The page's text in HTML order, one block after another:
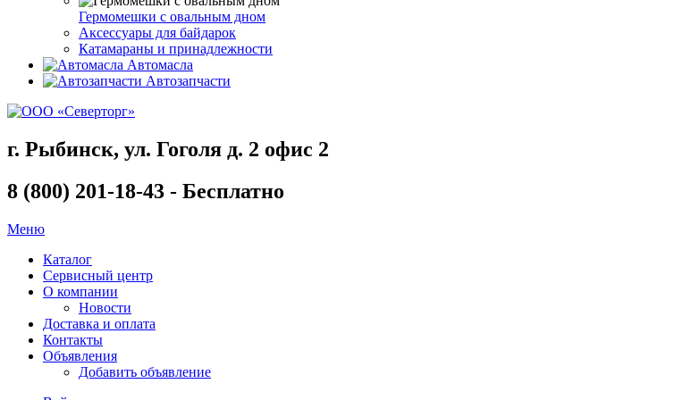
Гермомешки с овальным дном
Аксессуары для байдарок
Катамараны и принадлежности
Автомасла
Автозапчасти
г. Рыбинск, ул. Гоголя д. 2 офис 2
8 (800) 201-18-43 - Бесплатно
Меню
Каталог
Сервисный центр
О компании
Новости
Доставка и оплата
Контакты
Объявления
Добавить объявление